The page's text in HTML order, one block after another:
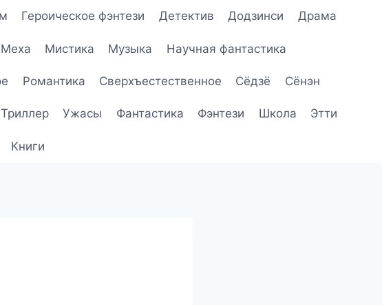
Героическое фэнтези Детектив Додзинси Драма
Меха Мистика Музыка Научная фантастика
Романтика Сверхъестественное Сёдзё Сёнэн
Триллер Ужасы Фантастика Фэнтези Школа Этти
Книги